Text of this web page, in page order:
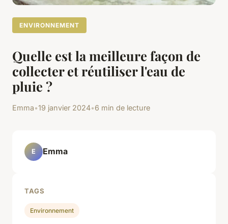
ENVIRONNEMENT
Quelle est la meilleure façon de
collecter et réutiliser l'eau de
pluie ?
Emma•19 janvier 2024•6 min de lecture
E Emma
TAGS
Environnement